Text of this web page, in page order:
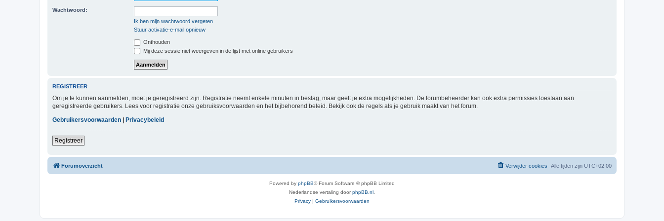
Wachtwoord:
Ik ben mijn wachtwoord vergeten
Stuur activatie-e-mail opnieuw
Onthouden
Mij deze sessie niet weergeven in de lijst met online gebruikers
REGISTREER
Om je te kunnen aanmelden, moet je geregistreerd zijn. Registratie neemt enkele minuten in beslag, maar geeft je extra mogelijkheden. De forumbeheerder kan ook extra permissies toestaan aan
geregistreerde gebruikers. Lees voor registratie onze gebruiksvoorwaarden en het bijbehorend beleid. Bekijk ook de regels als je gebruik maakt van het forum.
Gebruikersvoorwaarden | Privacybeleid
Registreer
Forumoverzicht Alle tijden zijn UTC+02:00
Verwijder cookies
Powered by phpBB® Forum Software © phpBB Limited
Nederlandse vertaling doorphpBB.nl
Privacy | Gebruikersvoorwaarden